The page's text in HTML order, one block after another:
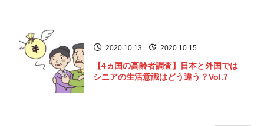
2020.10.13 2020.10.15
【4ヵ国の高齢者調査】日本と外国では
シニアの生活意識はどう違う？Vol.7